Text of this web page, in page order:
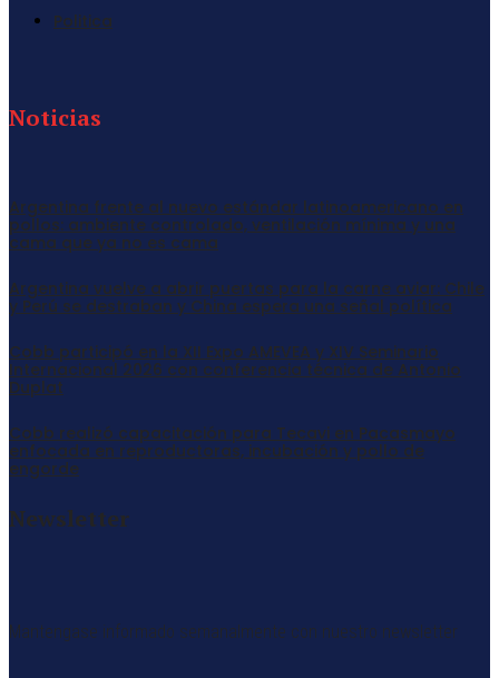
Politica
Noticias
Argentina frente al nuevo estándar latinoamericano en
pollos: ambiente controlado, ventilación mínima y una
cama que ya no es cama
Argentina vuelve a abrir puertas para la carne aviar: Chile
y Perú se destraban y China espera una señal política
Cobb participó en la XII Expo AMEVEA y XIV Seminario
Internacional 2026 con conferencia técnica de Antonio
Duplat
Cobb realizó capacitación para Tecavi en Pacasmayo
enfocada en reproductoras, incubación y pollo de
engorde
Newsletter
Mantengase informado semanalmente con nuestro newsletter